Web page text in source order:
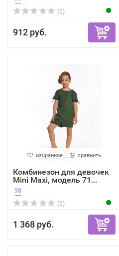
(0)
912 руб.
избранное сравнить
Комбинезон для девочек
Mini Maxi, модель 71...
98
(0)
1 368 руб.